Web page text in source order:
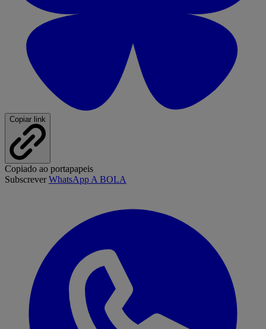
Copiar link
Copiado ao portapapeis
SubscreverWhatsApp A BOLA